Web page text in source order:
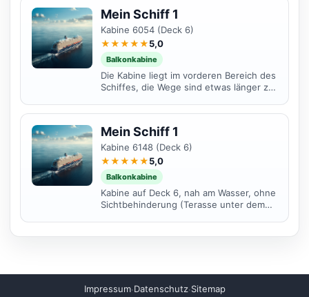
Mein Schiff 1
Kabine 6054 (Deck 6)
★★★★★5,0
Balkonkabine
Die Kabine liegt im vorderen Bereich des
Schiffes, die Wege sind etwas länger zu
nächste mal...
Mein Schiff 1
Kabine 6148 (Deck 6)
★★★★★5,0
Balkonkabine
Kabine auf Deck 6, nah am Wasser, ohne
Sichtbehinderung (Terasse unter dem
Impressum·Datenschutz·Sitemap